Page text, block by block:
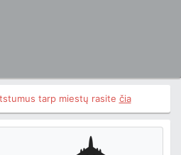
tarp miestų rasite čia